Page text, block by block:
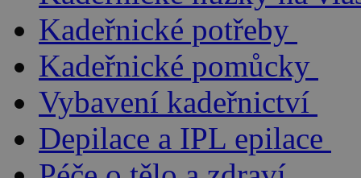
Kadeřnické potřeby
Kadeřnické pomůcky
Vybavení kadeřnictví
Depilace a IPL epilace